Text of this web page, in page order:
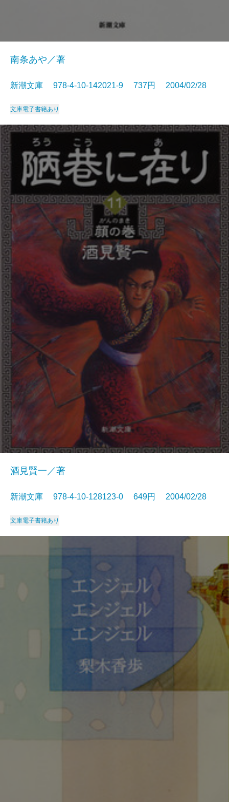
南条あや／著
新潮文庫 978-4-10-142021-9 737円 2004/02/28
文庫電子書籍あり
酒見賢一／著
新潮文庫 978-4-10-128123-0 649円 2004/02/28
文庫電子書籍あり